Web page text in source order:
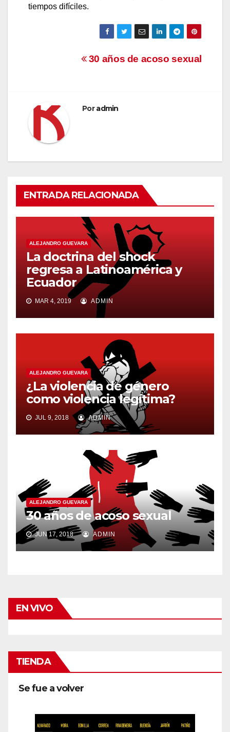
tiempos difíciles.
Navegación30 años de acoso sexual
Poradmin
ENTRADA RELACIONADA
ALEJANDRO GUEVARA
La doctrina del shock
regresa a Latinoamérica y
Ecuador
MAR 4, 2019 ADMIN
ALEJANDRO GUEVARA
¿La violencia de género
como violencia legítima?
JUL 9, 2018 ADMIN
ALEJANDRO GUEVARA
30 años de acoso sexual
JUN 17, 2018 ADMIN
EN VIVO
TIENDA
Se fue a volver